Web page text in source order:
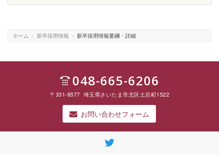
医療・介護サービスや業務の維持・改善のための
外部監査機関への情報提供
上記のうち、他の医療機関等への情報提供につ
を担当窓口までお申し出ください。
お申し出がないものについては、同意していた
だけたものとして取り扱わせていただきます。
これらのお申し出は、後からいつでも撤回、変
更等をすることができます。
ホーム » 新卒採用情報 » 新卒採用情報要綱・詳細
048-665-6206
〒331-8577 埼玉県さいたま市北区土呂町1522
お問い合わせフォーム